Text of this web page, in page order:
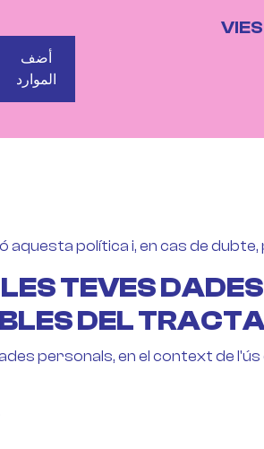
BOTONS
أضف
الموارد
aquesta política i, en cas de
TEVES
DEL
personals, en el context de